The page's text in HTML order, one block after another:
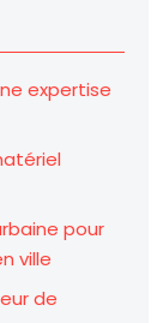
expertise
pour
ville
de